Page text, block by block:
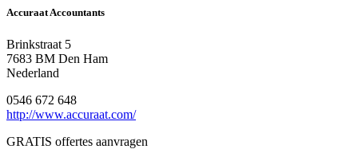
Accuraat Accountants
Brinkstraat 5
7683 BM Den Ham
Nederland
0546 672 648
http://www.accuraat.com/
GRATIS offertes aanvragen